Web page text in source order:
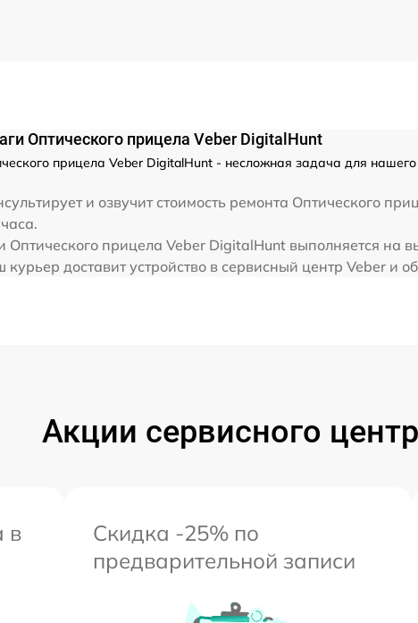
Оптического прицела Veber DigitalHunt
прицела Veber DigitalHunt - несложная задача для
и озвучит стоимость ремонта Оптического
Оптического прицела Veber DigitalHunt выполняется на
доставит устройство в сервисный центр Veber и
Акции сервисного
в
Скидка -25% по
предварительной записи